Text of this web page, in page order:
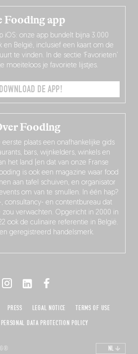
Fooding
eerste plaats een onafhankelijke gids
bars, wijnkelders, winkels en
het land (en dat van onze Franse
is ook een magazine waar food
aan tafel schuiven, en organisator
om van te smullen. In één hap?
consultancy- en contentbureau dat
verwachten. Opgericht in 2000 in
ook de culinaire referentie in België.
geregistreerd handelsmerk.
Fooding app
iOS: onze app bundelt bijna 3.000
en België, inclusief een kaart om de
te vinden. In de sectie ‘Favorieten’
moeiteloos je favoriete lijstjes.
DE APP!
PRESS LEGAL NOTICE
TERMS OF USE
PERSONAL DATA PROTECTION POLICY
NL